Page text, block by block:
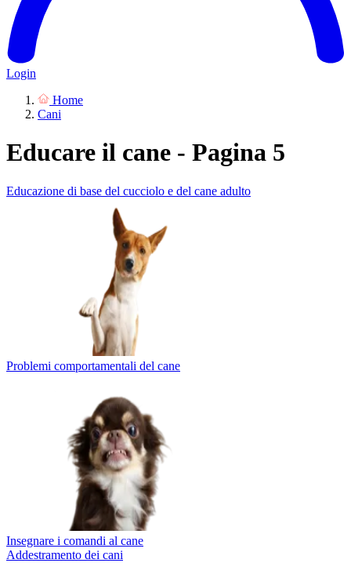
Login
Home
Cani
Educare il cane - Pagina 5
Educazione di base del cucciolo e del cane adulto
Problemi comportamentali del cane
Insegnare i comandi al cane
Addestramento dei cani